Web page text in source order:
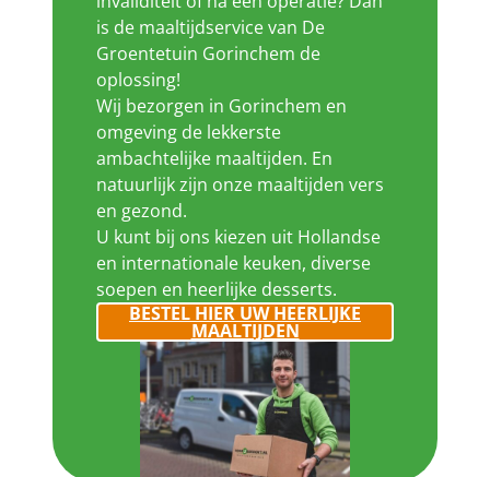
is de maaltijdservice van De
Groentetuin Gorinchem de
oplossing!
Wij bezorgen in Gorinchem en
omgeving de lekkerste
ambachtelijke maaltijden. En
natuurlijk zijn onze maaltijden vers
en gezond.
U kunt bij ons kiezen uit Hollandse
en internationale keuken, diverse
soepen en heerlijke desserts.
BESTEL HIER UW HEERLIJKE
MAALTIJDEN